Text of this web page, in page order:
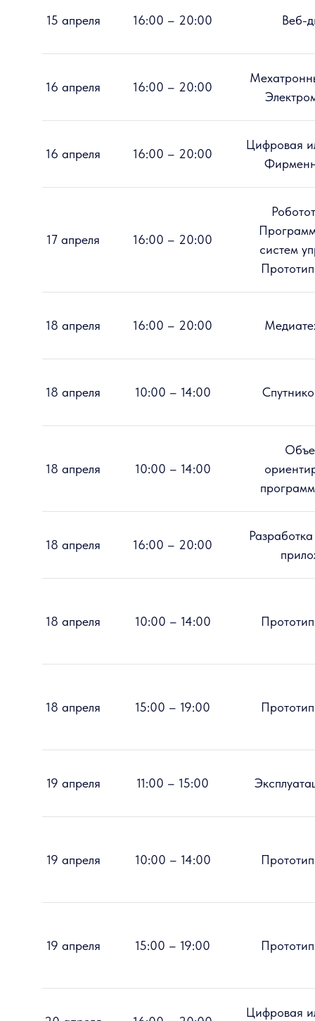
15 апреля 16:00 – 20:00 Веб-
16 апреля 16:00 – 20:00
16 апреля 16:00 – 20:00
Цифровая
17 апреля 16:00 – 20:00
систем
18 апреля 16:00 – 20:00
18 апреля 10:00 – 14:00
18 апреля 10:00 – 14:00
18 апреля 16:00 – 20:00
18 апреля 10:00 – 14:00
18 апреля 15:00 – 19:00
19 апреля 11:00 – 15:00
19 апреля 10:00 – 14:00
19 апреля 15:00 – 19:00
Цифровая